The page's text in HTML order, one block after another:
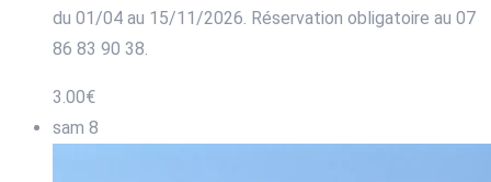
du 01/04 au 15/11/2026. Réservation obligatoire au 07
86 83 90 38.
3.00€
sam 8